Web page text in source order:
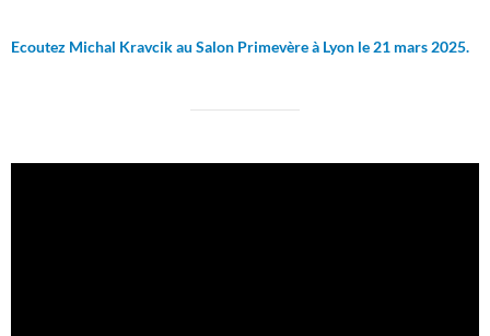
Ecoutez Michal Kravcik au Salon Primevère à Lyon le 21 mars 2025.